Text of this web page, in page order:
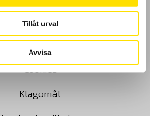
Tillåt urval
Avvisa
GDPR
Köpvillkor
Cookies
Klagomål